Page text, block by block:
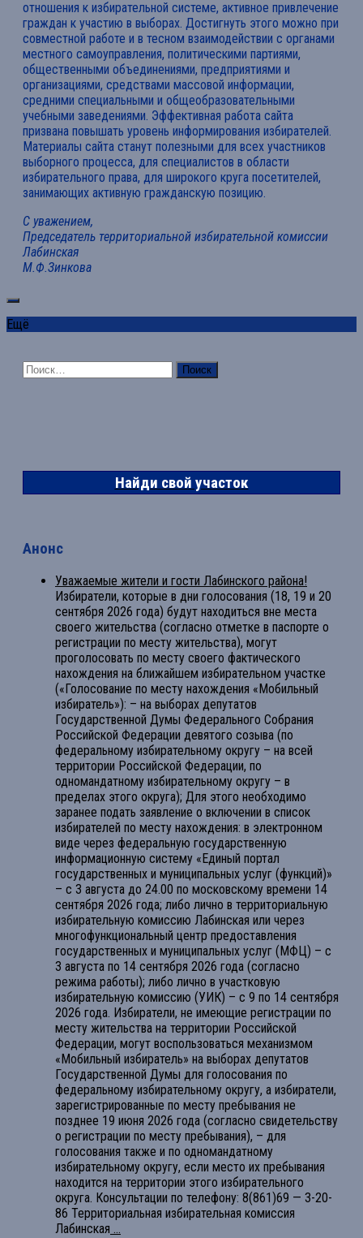
отношения к избирательной системе, активное привлечение
граждан к участию в выборах. Достигнуть этого можно при
совместной работе и в тесном взаимодействии с органами
местного самоуправления, политическими партиями,
общественными объединениями, предприятиями и
организациями, средствами массовой информации,
средними специальными и общеобразовательными
учебными заведениями. Эффективная работа сайта
призвана повышать уровень информирования избирателей.
Материалы сайта станут полезными для всех участников
выборного процесса, для специалистов в области
избирательного права, для широкого круга посетителей,
занимающих активную гражданскую позицию.
С уважением,
Председатель территориальной избирательной комиссии
Лабинская
М.Ф.Зинкова
Ещё
Найти:
Найди свой участок
Анонс
Уважаемые жители и гости Лабинского района!
Избиратели, которые в дни голосования (18, 19 и 20
сентября 2026 года) будут находиться вне места
своего жительства (согласно отметке в паспорте о
регистрации по месту жительства), могут
проголосовать по месту своего фактического
нахождения на ближайшем избирательном участке
(«Голосование по месту нахождения «Мобильный
избиратель»): – на выборах депутатов
Государственной Думы Федерального Собрания
Российской Федерации девятого созыва (по
федеральному избирательному округу – на всей
территории Российской Федерации, по
одномандатному избирательному округу – в
пределах этого округа); Для этого необходимо
заранее подать заявление о включении в список
избирателей по месту нахождения: в электронном
виде через федеральную государственную
информационную систему «Единый портал
государственных и муниципальных услуг (функций)»
– с 3 августа до 24.00 по московскому времени 14
сентября 2026 года; либо лично в территориальную
избирательную комиссию Лабинская или через
многофункциональный центр предоставления
государственных и муниципальных услуг (МФЦ) – с
3 августа по 14 сентября 2026 года (согласно
режима работы); либо лично в участковую
избирательную комиссию (УИК) – с 9 по 14 сентября
2026 года. Избиратели, не имеющие регистрации по
месту жительства на территории Российской
Федерации, могут воспользоваться механизмом
«Мобильный избиратель» на выборах депутатов
Государственной Думы для голосования по
федеральному избирательному округу, а избиратели,
зарегистрированные по месту пребывания не
позднее 19 июня 2026 года (согласно свидетельству
о регистрации по месту пребывания), – для
голосования также и по одномандатному
избирательному округу, если место их пребывания
находится на территории этого избирательного
округа. Консультации по телефону: 8(861)69 — 3-20-
86 Территориальная избирательная комиссия
Лабинская ...